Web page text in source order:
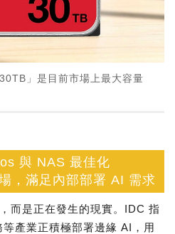
」是目前市場上最大容量
與 NAS 最佳化
，滿足內部部署 AI 需求
而是正在發生的現實。IDC 指
產業正積極部署邊緣 AI，用